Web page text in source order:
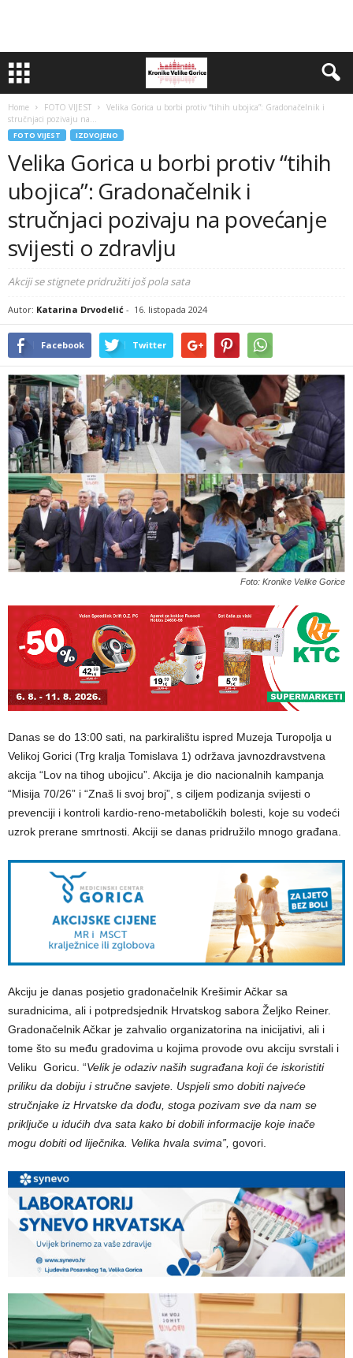
Home FOTO VIJEST
Velika Gorica u borbi protiv “tihih ubojica”: Gradonačelnik i
stručnjaci pozivaju na...
FOTO VIJEST IZDVOJENO
Velika Gorica u borbi protiv “tihih
ubojica”: Gradonačelnik i
stručnjaci pozivaju na povećanje
svijesti o zdravlju
Akciji se stignete pridružiti još pola sata
Autor: Katarina Drvodelić - 16. listopada 2024
Facebook Twitter
Foto: Kronike Velike Gorice
Danas se do 13:00 sati, na parkiralištu ispred Muzeja Turopolja u
Velikoj Gorici (Trg kralja Tomislava 1) održava javnozdravstvena
akcija “Lov na tihog ubojicu”. Akcija je dio nacionalnih kampanja
“Misija 70/26” i “Znaš li svoj broj”, s ciljem podizanja svijesti o
prevenciji i kontroli kardio-reno-metaboličkih bolesti, koje su vodeći
uzrok prerane smrtnosti. Akciji se danas pridružilo mnogo građana.
Akciju je danas posjetio gradonačelnik Krešimir Ačkar sa
suradnicima, ali i potpredsjednik Hrvatskog sabora Željko Reiner.
Gradonačelnik Ačkar je zahvalio organizatorina na inicijativi, ali i
tome što su među gradovima u kojima provode ovu akciju svrstali i
Veliku Goricu. “Velik je odaziv naših sugrađana koji će iskoristiti
priliku da dobiju i stručne savjete. Uspjeli smo dobiti najveće
stručnjake iz Hrvatske da dođu, stoga pozivam sve da nam se
priključe u idućih dva sata kako bi dobili informacije koje inače
mogu dobiti od liječnika. Velika hvala svima”, govori.